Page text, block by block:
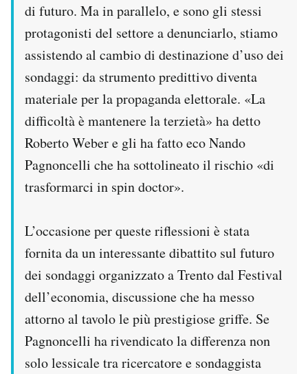
di futuro. Ma in parallelo, e sono gli stessi
protagonisti del settore a denunciarlo, stiamo
assistendo al cambio di destinazione d’uso dei
sondaggi: da strumento predittivo diventa
materiale per la propaganda elettorale. «La
difficoltà è mantenere la terzietà» ha detto
Roberto Weber e gli ha fatto eco Nando
Pagnoncelli che ha sottolineato il rischio «di
trasformarci in spin doctor».
L’occasione per queste riflessioni è stata
fornita da un interessante dibattito sul futuro
dei sondaggi organizzato a Trento dal Festival
dell’economia, discussione che ha messo
attorno al tavolo le più prestigiose griffe. Se
Pagnoncelli ha rivendicato la differenza non
solo lessicale tra ricercatore e sondaggista